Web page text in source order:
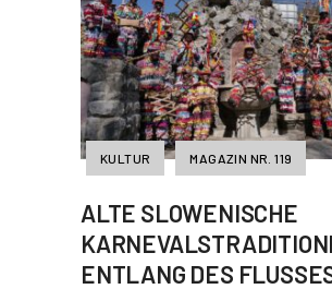
KULTUR MAGAZIN NR. 119
ALTE SLOWENISCHE
ENTLANG DES